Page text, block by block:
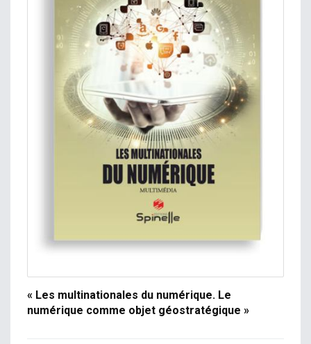
« Les multinationales du numérique. Le
numérique comme objet géostratégique »